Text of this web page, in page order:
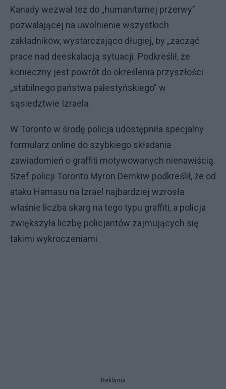
Kanady wezwał też do „humanitarnej przerwy”
pozwalającej na uwolnienie wszystkich
zakładników, wystarczająco długiej, by „zacząć
prace nad deeskalacją sytuacji. Podkreślił, że
konieczny jest powrót do określenia przyszłości
„stabilnego państwa palestyńskiego” w
sąsiedztwie Izraela.
W Toronto w środę policja udostępniła specjalny
formularz online do szybkiego składania
zawiadomień o graffiti motywowanych nienawiścią.
Szef policji Toronto Myron Demkiw podkreślił, że od
ataku Hamasu na Izrael najbardziej wzrosła
właśnie liczba skarg na tego typu graffiti, a policja
zwiększyła liczbę policjantów zajmujących się
takimi wykroczeniami.
Reklama